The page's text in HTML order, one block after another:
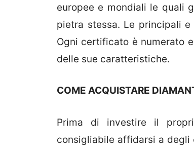
europee e mondiali le quali
pietra stessa. Le principali
Ogni certificato è numerato
delle sue caratteristiche.
COME ACQUISTARE
Prima di investire il
consigliabile affidarsi a